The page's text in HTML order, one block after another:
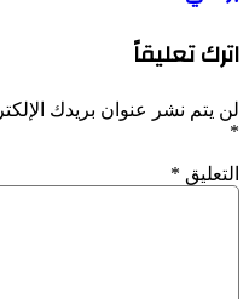
الدستور
الوطني
بيانا
حادثة
براقي
اترك تعليقاً
لن يتم نشر عنوان بريدك
*
التعليق *